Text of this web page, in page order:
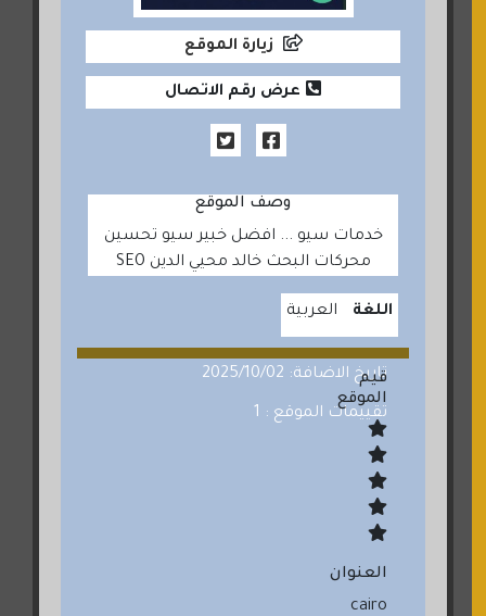
زيارة الموقع
عرض رقم الاتصال
وصف الموقع
خدمات سيو ... افضل خبير سيو تحسين
محركات البحث خالد محيي الدين SEO
اللغة العربية
تاريخ الاضافة: 2025/10/02
تقييمات الموقع : 1
قيم
الموقع
العنوان
cairo